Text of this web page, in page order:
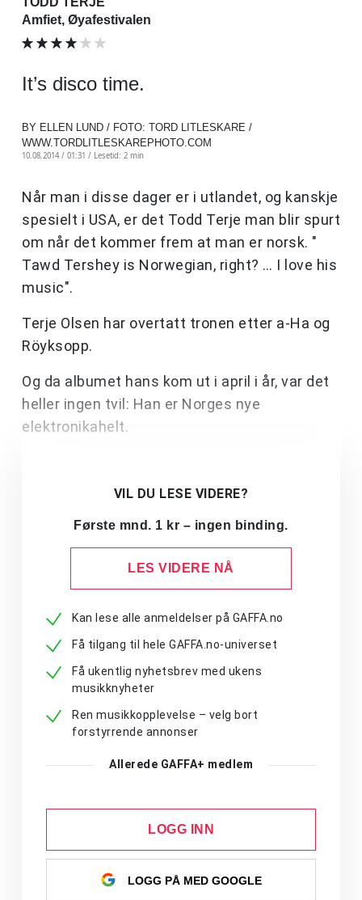
Amfiet, Øyafestivalen
It’s disco time.
BY ELLEN LUND / FOTO: TORD LITLESKARE /
WWW.TORDLITLESKAREPHOTO.COM
10.08.2014 / 01:31 / Lesetid: 2 min
Når man i disse dager er i utlandet, og kanskje
spesielt i USA, er det Todd Terje man blir spurt
om når det kommer frem at man er norsk. "
Tawd Tershey is Norwegian, right? … I love his
music".
Terje Olsen har overtatt tronen etter a-Ha og
Röyksopp.
Og da albumet hans kom ut i april i år, var det
heller ingen tvil: Han er Norges nye
elektronikahelt.
VIL DU LESE VIDERE?
Første mnd. 1 kr – ingen binding.
LES VIDERE NÅ
Kan lese alle anmeldelser på GAFFA.no
Få tilgang til hele GAFFA.no-universet
Få ukentlig nyhetsbrev med ukens
musikknyheter
Ren musikkopplevelse – velg bort
forstyrrende annonser
Allerede GAFFA+ medlem
LOGG INN
LOGG PÅ MED GOOGLE